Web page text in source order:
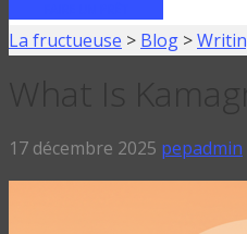
La fructueuse > Blog >
17 décembre 2025 pepadmin